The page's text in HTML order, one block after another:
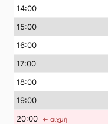
14:00
15:00
16:00
17:00
18:00
19:00
20:00 ← αιχμή